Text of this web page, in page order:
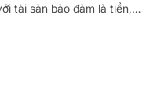
tài sản bảo đảm là tiền,